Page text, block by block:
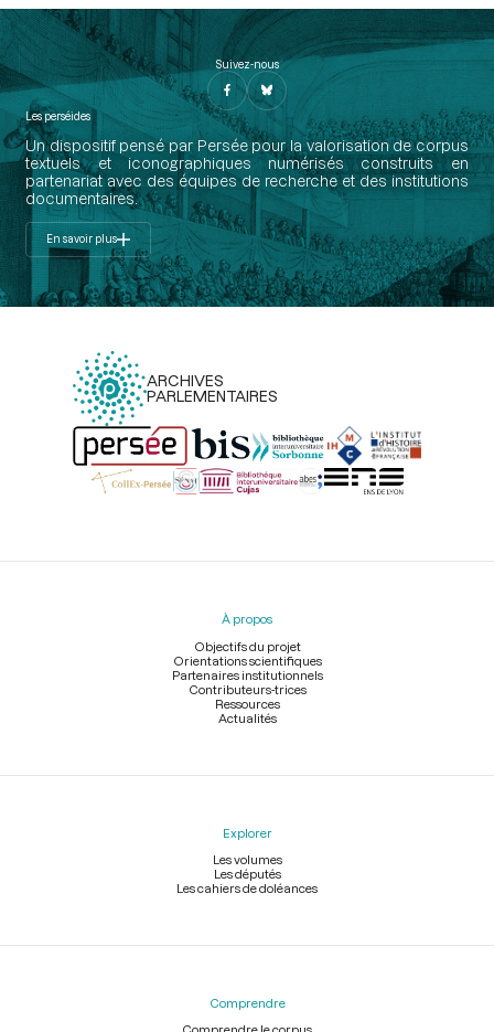
Suivez-nous
Les perséides
Un dispositif pensé par Persée pour la valorisation de corpus
textuels et iconographiques numérisés construits en
partenariat avec des équipes de recherche et des institutions
documentaires.
En savoir plus
ARCHIVES
PARLEMENTAIRES
Menu
À propos
Objectifs du projet
Orientations scientifiques
Partenaires institutionnels
Contributeurs-trices
Ressources
Actualités
Explorer
Les volumes
Les députés
Les cahiers de doléances
Comprendre